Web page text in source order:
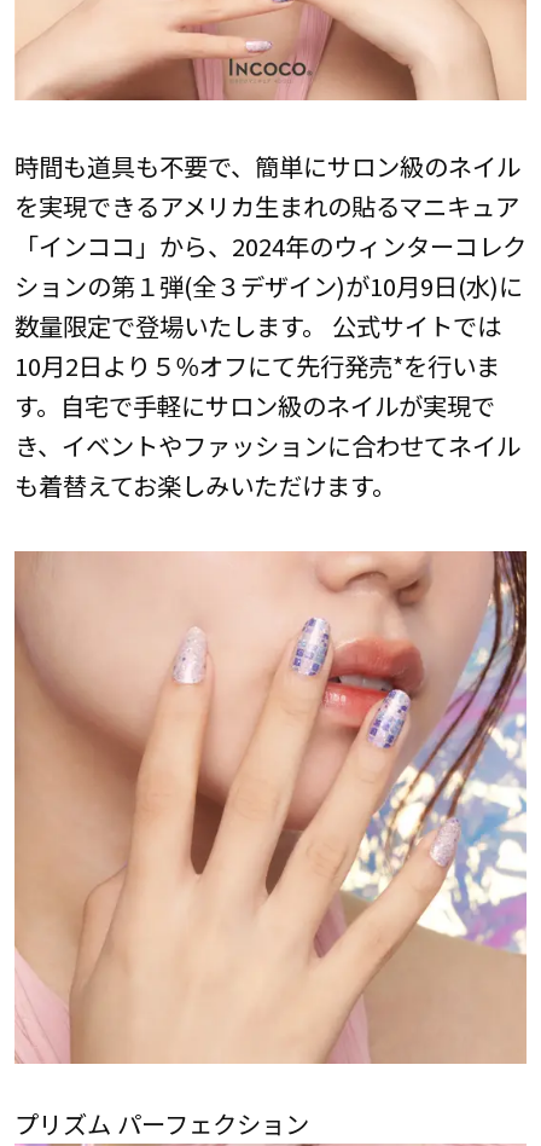
時間も道具も不要で、簡単にサロン級のネイル
を実現できるアメリカ生まれの貼るマニキュア
「インココ」から、2024年のウィンターコレク
ションの第１弾(全３デザイン)が10月9日(水)に
数量限定で登場いたします。 公式サイトでは
10月2日より５％オフにて先行発売*を行いま
す。自宅で手軽にサロン級のネイルが実現で
き、イベントやファッションに合わせてネイル
も着替えてお楽しみいただけます。
プリズム パーフェクション